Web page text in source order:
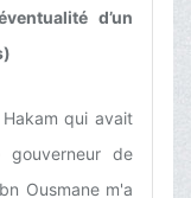
d’un
qui avait
gouverneur de
Ousmane m'a